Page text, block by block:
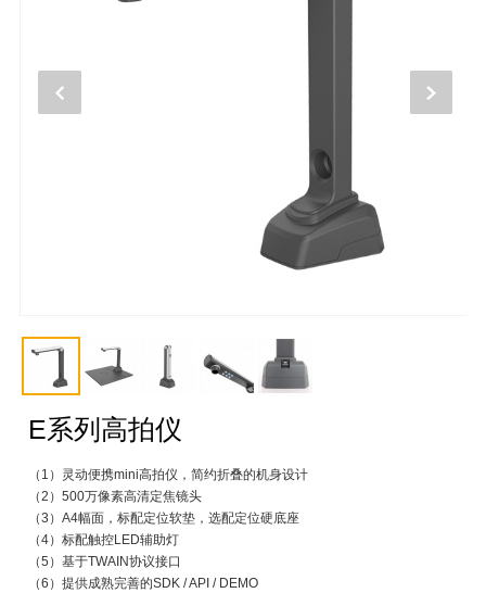
E系列高拍仪
（1）灵动便携mini高拍仪，简约折叠的机身设计
（2）500万像素高清定焦镜头
（3）A4幅面，标配定位软垫，选配定位硬底座
（4）标配触控LED辅助灯
（5）基于TWAIN协议接口
（6）提供成熟完善的SDK / API / DEMO